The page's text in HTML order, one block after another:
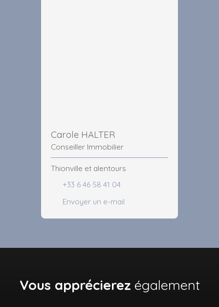
Carole HALTER
Conseiller Immobilier
Thionville et alentours
+33 6 46 58 41 04
Envoyer un e-mail
Vous apprécierez également